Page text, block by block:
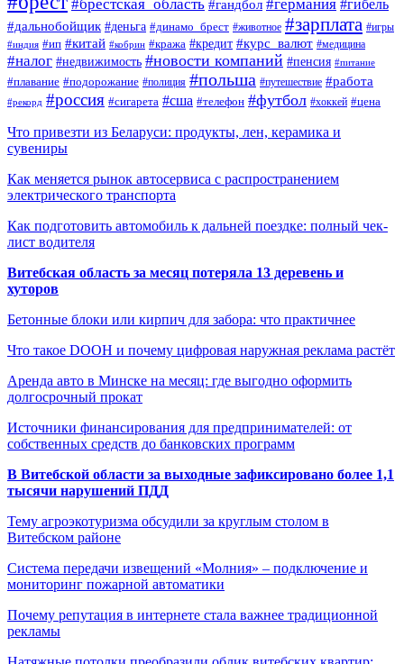
#брестская_область #гандбол #германия #гибель
#дальнобойщик #деньга #динамо_брест #животное #зарплата #игры
#индия #ип #китай #кобрин #кража #кредит #курс_валют #медицина
#налог #недвижимость #новости компаний #пенсия #питание
#плавание #подорожание #полиция #польша #путешествие #работа
#рекорд #россия #сигарета #сша #телефон #футбол #хоккей #цена
Что привезти из Беларуси: продукты, лен, керамика и
сувениры
Как меняется рынок автосервиса с распространением
электрического транспорта
Как подготовить автомобиль к дальней поездке: полный чек-
лист водителя
Витебская область за месяц потеряла 13 деревень и
хуторов
Бетонные блоки или кирпич для забора: что практичнее
Что такое DOOH и почему цифровая наружная реклама растёт
Аренда авто в Минске на месяц: где выгодно оформить
долгосрочный прокат
Источники финансирования для предпринимателей: от
собственных средств до банковских программ
В Витебской области за выходные зафиксировано более 1,1
тысячи нарушений ПДД
Тему агроэкотуризма обсудили за круглым столом в
Витебском районе
Система передачи извещений «Молния» – подключение и
мониторинг пожарной автоматики
Почему репутация в интернете стала важнее традиционной
рекламы